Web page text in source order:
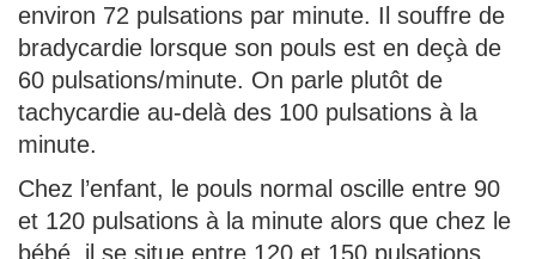
environ 72 pulsations par minute. Il souffre de
bradycardie lorsque son pouls est en deçà de
60 pulsations/minute. On parle plutôt de
tachycardie au-delà des 100 pulsations à la
minute.
Chez l’enfant, le pouls normal oscille entre 90
et 120 pulsations à la minute alors que chez le
bébé, il se situe entre 120 et 150 pulsations